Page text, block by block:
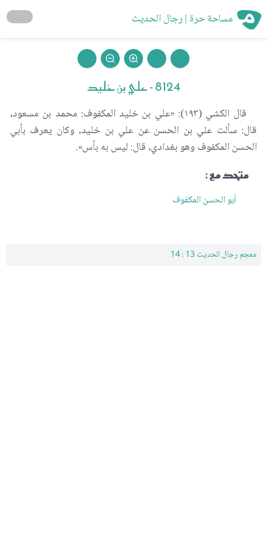
مساحة حرة | رجال الحديث
8124 - علي بن خليد
قال الكشي (١٩٣): «علي بن خليد المكفوف: محمد بن مسعود،
قال: سألت علي بن الحسن عن علي بن خليد، وكان يعرف بأبي
الحسن المكفوف وهو بغدادي، قال: ليس به بأس».
متحد مع :
أبو الحسن المكفوف
معجم رجال الحديث 13 : 14